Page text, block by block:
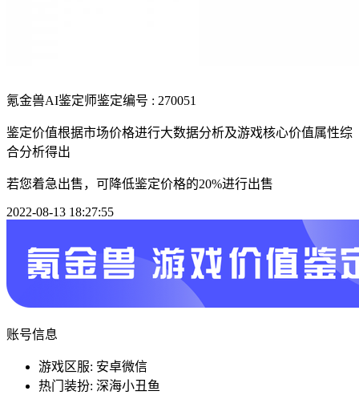
氪金兽AI鉴定师鉴定编号 : 270051
鉴定价值根据市场价格进行大数据分析及游戏核心价值属性综
合分析得出
若您着急出售，可降低鉴定价格的20%进行出售
2022-08-13 18:27:55
账号信息
游戏区服: 安卓微信
热门装扮: 深海小丑鱼